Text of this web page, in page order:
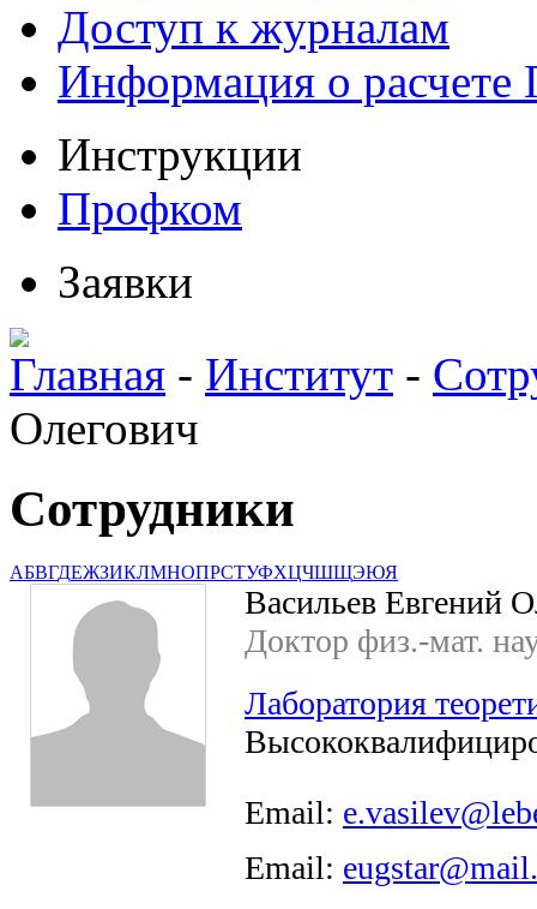
Доступ к журналам
Информация о
Инструкции
Профком
Заявки
Главная - Институт -
Олегович
Сотрудники
АБВГДЕЖЗИКЛМНОПРСТУФХЦЧШЩЭЮЯ
Васильев Евгений
Доктор физ.-мат.
Лаборатория
Email:
Email: